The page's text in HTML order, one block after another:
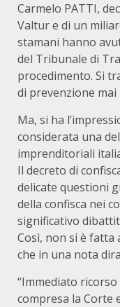
Carmelo PATTI,
Valtur e di un
stamani hanno
del Tribunale di
procedimento. Si
di prevenzione
Ma, si ha
considerata una
imprenditoriali
Il decreto di
delicate questioni
della confisca nei
significativo
Così, non si è fatta
che in una nota
“Immediato
compresa la Corte